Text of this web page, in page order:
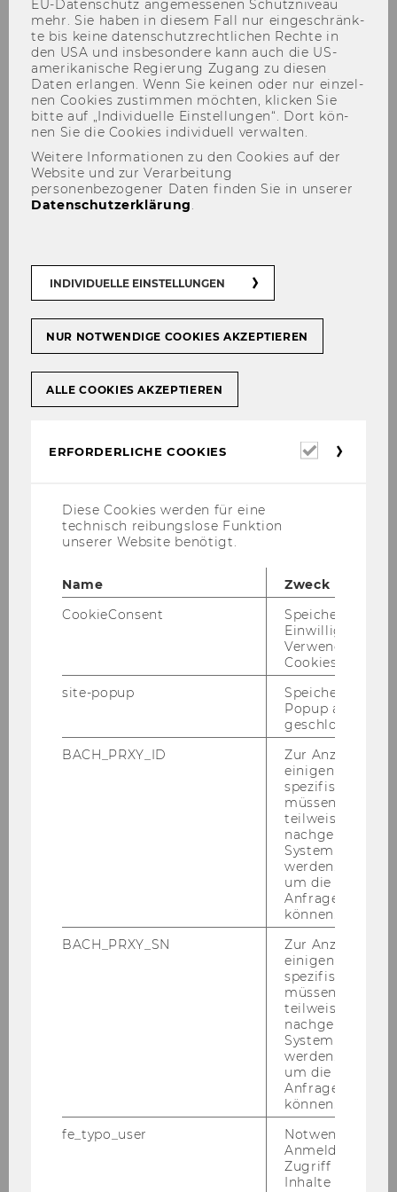
Contact
Englisch verfügbar.
The PhD Label in Mathematics for Economics
Institute for Statistics and Mathematics at WU
together with colleagues from Production- and
Claudia Hoffmann
Management Assistant - Statistics und
claudia.hoffmann@wu.ac.at
Location
WU Vi­en­na Uni­ver­si­ty of Eco­no­mics and Busi­
EU-​Datenschutz an­ge­mes­se­nen Schutz­ni­veau
mehr. Sie haben in die­sem Fall nur ein­ge­schränk­
te bis keine da­ten­schutz­recht­li­chen Rech­te in
den USA und ins­be­son­de­re kann auch die US-​
amerikanische Re­gie­rung Zu­gang zu die­sen
Daten er­lan­gen. Wenn Sie kei­nen oder nur ein­zel­
nen Coo­kies zu­stim­men möch­ten, kli­cken Sie
bitte auf „In­di­vi­du­el­le Ein­stel­lun­gen“. Dort kön­
nen Sie die Coo­kies in­di­vi­du­ell ver­wal­ten.
Weitere Informationen zu den Cookies auf der
Website und zur Verarbeitung
personenbezogener Daten finden Sie in unserer
Datenschutzerklärung.
INDIVIDUELLE EINSTELLUNGEN
NUR NOTWENDIGE COOKIES AKZEPTIEREN
ALLE COOKIES AKZEPTIEREN
ERFORDERLICHE COOKIES
Diese Cookies werden für eine
technisch reibungslose Funktion
unserer Website benötigt.
Name
Zweck
CookieConsent
Speichert Ihre
Einwilligung zur
Verwendung von
Cookies.
site-popup
Speichert ob ein
Popup
geschlossen
BACH_PRXY_ID
Zur Anzeige von
einigen WU-
spezifischen
müssen
teilweise von
nachgelagerten
System
werden.
um die Antwort
Anfrage
können.
BACH_PRXY_SN
Zur Anzeige von
einigen WU-
spezifischen
müssen
teilweise von
nachgelagerten
System
werden.
um die Antwort
Anfrage
können.
fe_typo_user
Notwendig für
Anmeldung und
Zugriff auf
Inhalte oder zur